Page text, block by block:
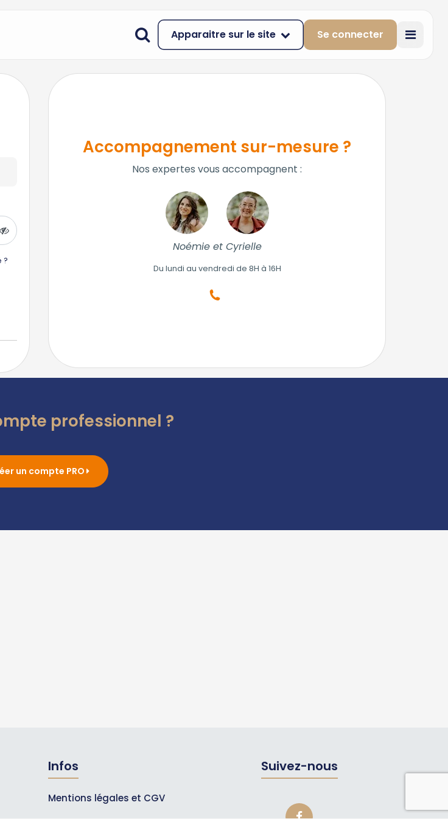
Apparaitre sur le site Se connecter
?
Accompagnement sur-mesure ?
Nos expertes vous accompagnent :
Noémie et Cyrielle
Du lundi au vendredi de 8H à 16H
professionnel ?
un compte PRO
Infos
Mentions légales et CGV
Suivez-nous